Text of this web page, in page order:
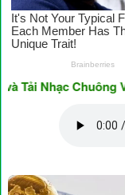
Nhạc Chuông Vui